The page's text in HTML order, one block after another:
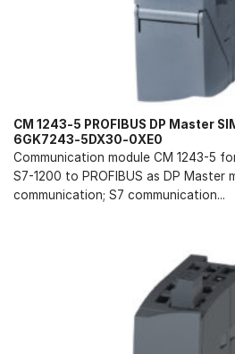
CM 1243-5 PROFIBUS DP Master
6GK7243-5DX30-0XE0
Communication module CM 1243-5
S7-1200 to PROFIBUS as DP Master
communication; S7 communication...